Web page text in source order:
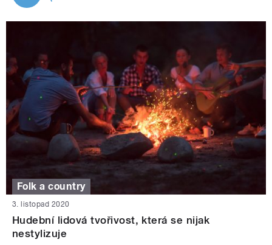
Folk a country
3. listopad 2020
Hudební lidová tvořivost, která se nijak
nestylizuje